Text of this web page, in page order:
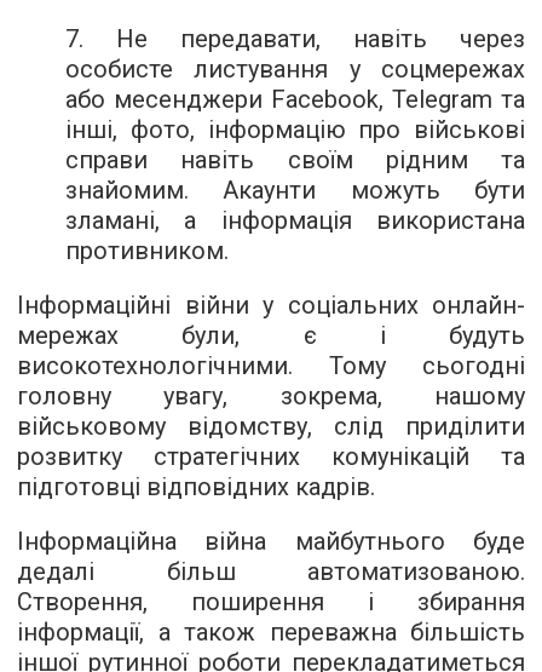
7. Не передавати, навіть через
особисте листування у соцмережах
або месенджери Facebook, Telegram та
інші, фото, інформацію про військові
справи навіть своїм рідним та
знайомим. Акаунти можуть бути
зламані, а інформація використана
противником.
Інформаційні війни у соціальних онлайн-
мережах були, є і будуть
високотехнологічними. Тому сьогодні
головну увагу, зокрема, нашому
військовому відомству, слід приділити
розвитку стратегічних комунікацій та
підготовці відповідних кадрів.
Інформаційна війна майбутнього буде
дедалі більш автоматизованою.
Створення, поширення і збирання
інформації, а також переважна більшість
іншої рутинної роботи перекладатиметься